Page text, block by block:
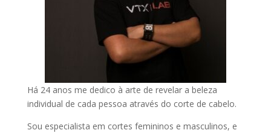
Há 24 anos me dedico à arte de revelar a beleza
individual de cada pessoa através do corte de cabelo.
Sou especialista em cortes femininos e masculinos, e